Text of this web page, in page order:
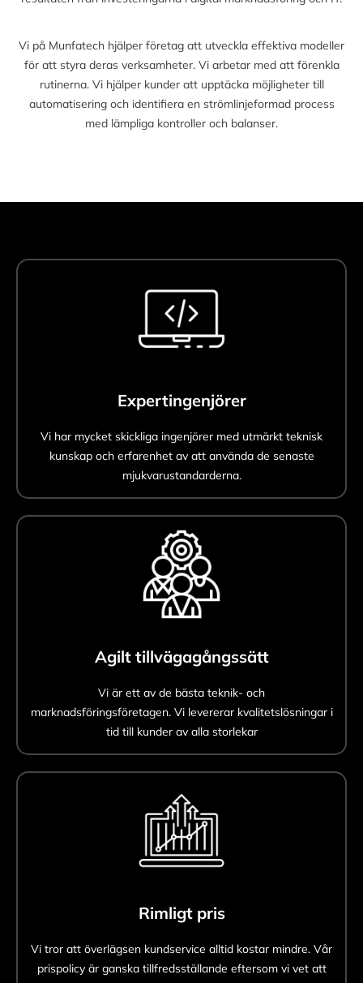
Vi på Munfatech hjälper företag att utveckla effektiva modeller
för att styra deras verksamheter. Vi arbetar med att förenkla
rutinerna. Vi hjälper kunder att upptäcka möjligheter till
automatisering och identifiera en strömlinjeformad process
med lämpliga kontroller och balanser.
Expertingenjörer
Vi har mycket skickliga ingenjörer med utmärkt teknisk
kunskap och erfarenhet av att använda de senaste
mjukvarustandarderna.
Agilt tillvägagångssätt
Vi är ett av de bästa teknik- och
marknadsföringsföretagen. Vi levererar kvalitetslösningar i
tid till kunder av alla storlekar
Rimligt pris
Vi tror att överlägsen kundservice alltid kostar mindre. Vår
prispolicy är ganska tillfredsställande eftersom vi vet att